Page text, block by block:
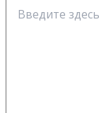
здесь...